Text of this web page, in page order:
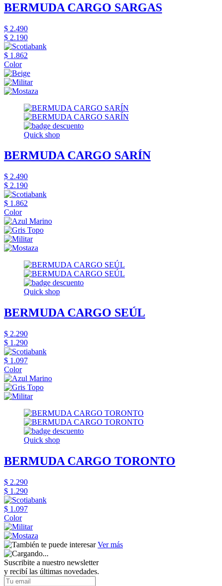
BERMUDA CARGO SARGAS
$ 2.490
$ 2.190
$ 1.862
Color
Quick shop
BERMUDA CARGO SARÍN
$ 2.490
$ 2.190
$ 1.862
Color
Quick shop
BERMUDA CARGO SEÚL
$ 2.290
$ 1.290
$ 1.097
Color
Quick shop
BERMUDA CARGO TORONTO
$ 2.290
$ 1.290
$ 1.097
Color
Ver más
Suscribite a nuestro newsletter
y recibí las últimas novedades.